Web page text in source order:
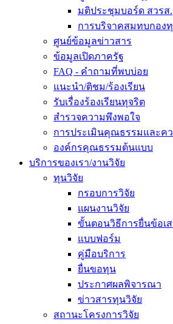
มติประชุมบอร์ด สวรส.
การบริจาคสมทบกอง
ศูนย์ข้อมูลข่าวสาร
ข้อมูลเปิดภาครัฐ
FAQ - คำถามที่พบบ่อย
แนะนำ/ติชม/ร้องเรียน
รับเรื่องร้องเรียนทุจริต
สำรวจความพึงพอใจ
การประเมินคุณธรรมและค
องค์กรคุณธรรมต้นแบบ
บริการของเรา/งานวิจัย
ทุนวิจัย
กรอบการวิจัย
แผนงานวิจัย
ขั้นตอนวิธีการยื่นข้อเ
แบบฟอร์ม
คู่มือบริการ
ยื่นขอทุน
ประกาศผลพิจารณา
ข่าวสารทุนวิจัย
สถานะโครงการวิจัย